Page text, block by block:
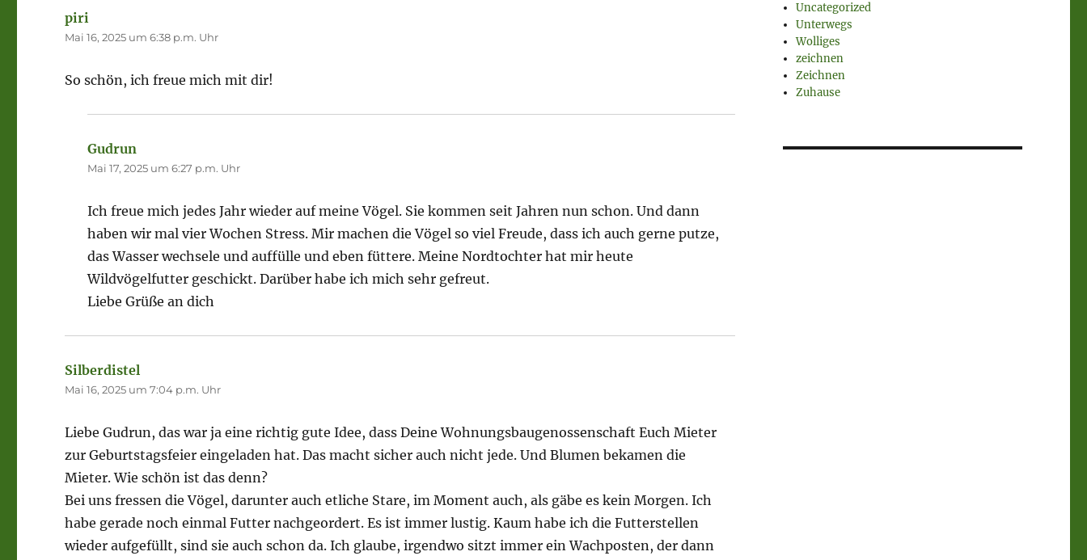
piri
Mai 16, 2025 um 6:38 p.m. Uhr
So schön, ich freue mich mit dir!
Gudrun
Mai 17, 2025 um 6:27 p.m. Uhr
Ich freue mich jedes Jahr wieder auf meine Vögel. Sie kommen seit Jahren nun schon. Und dann
haben wir mal vier Wochen Stress. Mir machen die Vögel so viel Freude, dass ich auch gerne putze,
das Wasser wechsele und auffülle und eben füttere. Meine Nordtochter hat mir heute
Wildvögelfutter geschickt. Darüber habe ich mich sehr gefreut.
Liebe Grüße an dich
Silberdistel
Mai 16, 2025 um 7:04 p.m. Uhr
Liebe Gudrun, das war ja eine richtig gute Idee, dass Deine Wohnungsbaugenossenschaft Euch Mieter
zur Geburtstagsfeier eingeladen hat. Das macht sicher auch nicht jede. Und Blumen bekamen die
Mieter. Wie schön ist das denn?
Bei uns fressen die Vögel, darunter auch etliche Stare, im Moment auch, als gäbe es kein Morgen. Ich
habe gerade noch einmal Futter nachgeordert. Es ist immer lustig. Kaum habe ich die Futterstellen
wieder aufgefüllt, sind sie auch schon da. Ich glaube, irgendwo sitzt immer ein Wachposten, der dann
Uncategorized
Unterwegs
Wolliges
zeichnen
Zeichnen
Zuhause